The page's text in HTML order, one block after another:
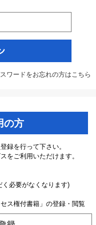
ワードをお忘れの方はこちら
の方
録を行って下さい。
をご利用いただけます。
必要がなくなります)
ス権付書籍」の登録・閲覧